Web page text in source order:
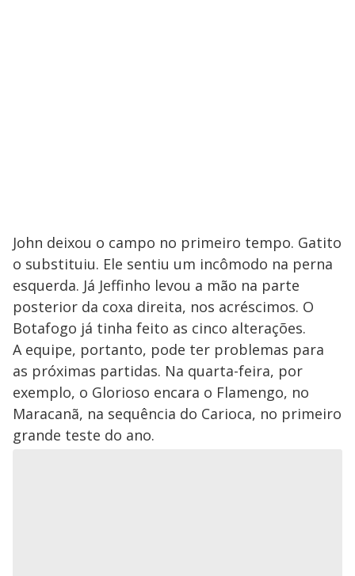
John deixou o campo no primeiro tempo. Gatito
o substituiu. Ele sentiu um incômodo na perna
esquerda. Já Jeffinho levou a mão na parte
posterior da coxa direita, nos acréscimos. O
Botafogo já tinha feito as cinco alterações.
A equipe, portanto, pode ter problemas para
as próximas partidas. Na quarta-feira, por
exemplo, o Glorioso encara o Flamengo, no
Maracanã, na sequência do Carioca, no primeiro
grande teste do ano.